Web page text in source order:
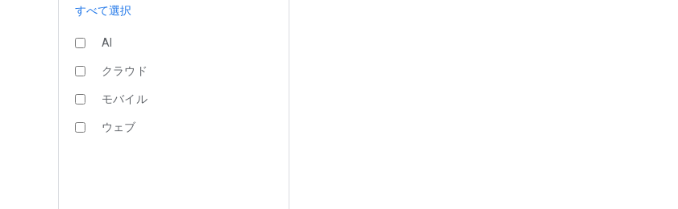
すべて選択
AI
クラウド
モバイル
ウェブ